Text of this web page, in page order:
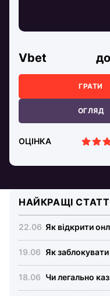
Vbet
ГРАТИ
ОГЛЯД
ОЦІНКА
НАЙКРАЩІ
Як відкрити
Як
Чи легально